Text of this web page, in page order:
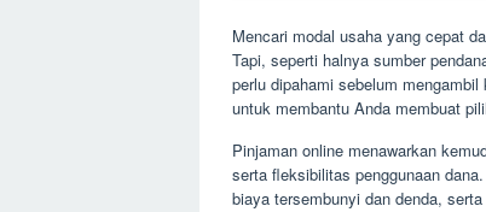
Mencari modal usaha yang cepat
Tapi, seperti halnya sumber
perlu dipahami sebelum
untuk membantu Anda membuat
Pinjaman online menawarkan
serta fleksibilitas penggunaan
biaya tersembunyi dan denda,